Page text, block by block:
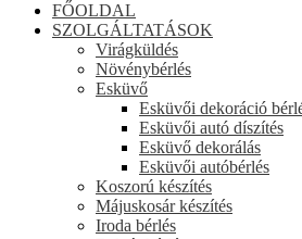
FŐOLDAL
SZOLGÁLTATÁSOK
Virágküldés
Növénybérlés
Esküvő
Esküvői dekoráció
Esküvői autó díszítés
Esküvő dekorálás
Esküvői autóbérlés
Koszorú készítés
Májuskosár készítés
Iroda bérlés